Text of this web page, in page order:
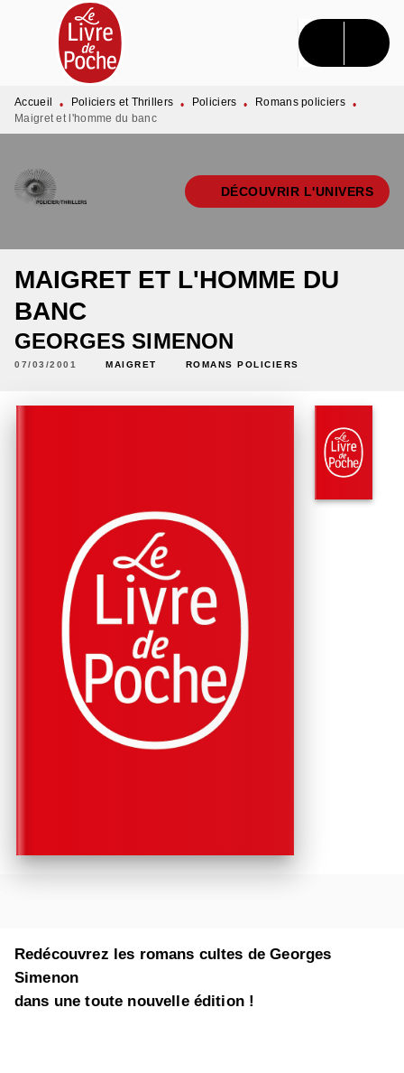
MENU RECHERCHE CONTENU
PIED DE PAGE
Accueil • Policiers et Thrillers • Policiers • Romans policiers •
Maigret et l'homme du banc
DÉCOUVRIR L'UNIVERS
MAIGRET ET L'HOMME DU
BANC
GEORGES SIMENON
07/03/2001 MAIGRET ROMANS POLICIERS
Redécouvrez les romans cultes de Georges
Simenon
dans une toute nouvelle édition !